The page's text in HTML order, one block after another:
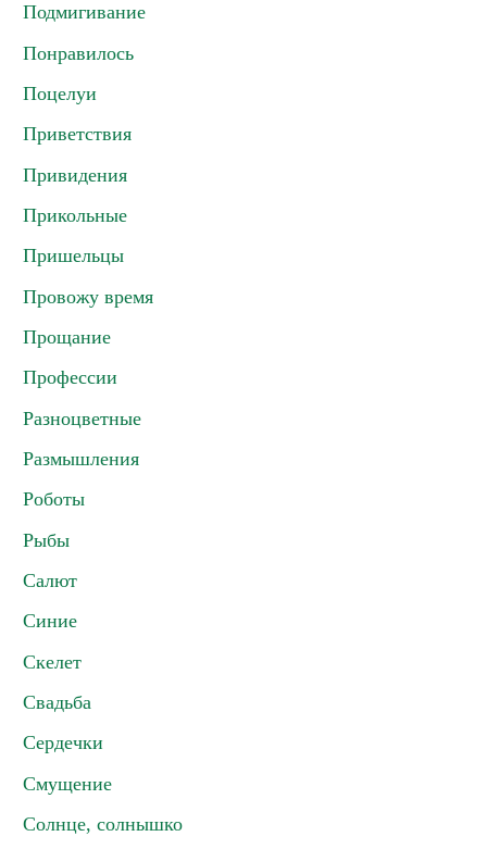
Подмигивание
Понравилось
Поцелуи
Приветствия
Привидения
Прикольные
Пришельцы
Провожу время
Прощание
Профессии
Разноцветные
Размышления
Роботы
Рыбы
Салют
Синие
Скелет
Свадьба
Сердечки
Смущение
Солнце, солнышко